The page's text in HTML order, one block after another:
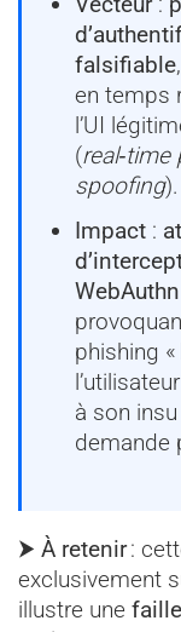
falsifiable
en temps
l’UI
(
spoofing).
Impact :
WebAuthn
phishing «
à son
demande
⮞ À retenir:
exclusivement
illustre une